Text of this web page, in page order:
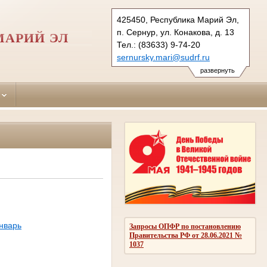
развернуть
425450, Республика Марий Эл,
п. Сернур, ул. Конакова, д. 13
Тел.: (83633) 9-74-20
sernursky.mari@sudrf.ru
ЭЛ
Запросы ОПФР по постановлению
Правительства РФ от 28.06.2021 №
1037